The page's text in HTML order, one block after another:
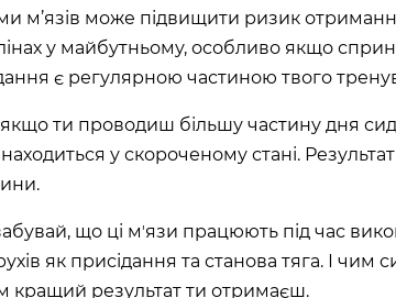
Україна
область, Україна
Україна
м’язів може підвищити ризик
у майбутньому, особливо якщо
є регулярною частиною твого
якщо ти проводиш більшу частину дня
у скороченому стані.
що ці мʼязи працюють під час
як присідання та станова тяга. І чим
кращий результат ти отримаєш.